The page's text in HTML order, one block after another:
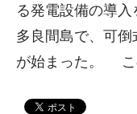
る発電設備の導
多良間島で、可
が始まった。 こ